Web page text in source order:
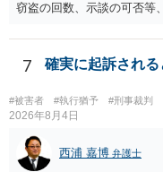
窃盗の回数、示談の可否等
いいと思います。
7 確実に起訴され
#被害者 #執行猶予 #刑事裁判
2026年8月4日
西浦 嘉博 弁護士